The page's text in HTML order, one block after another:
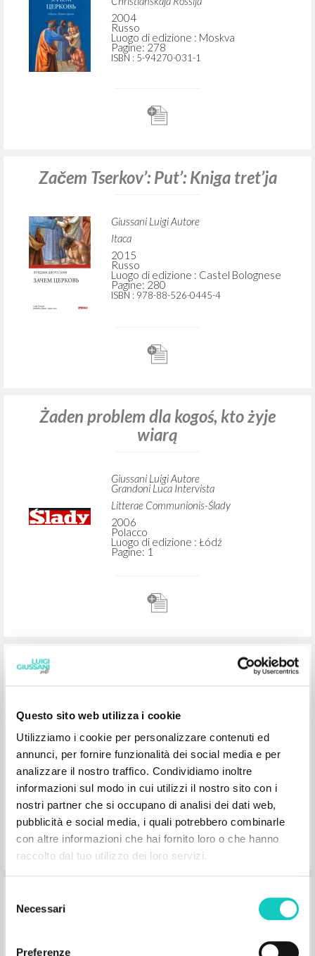
Questo sito web utilizza i cookie
Utilizziamo i cookie per personalizzare contenuti ed
annunci, per fornire funzionalità dei social media e per
analizzare il nostro traffico. Condividiamo inoltre
informazioni sul modo in cui utilizzi il nostro sito con i
nostri partner che si occupano di analisi dei dati web,
pubblicità e social media, i quali potrebbero combinarle
con altre informazioni che hai fornito loro o che hanno
raccolto dal tuo utilizzo dei loro servizi.
delNecessari
Preferenze
2004
Russo
Luogo di edizione : Moskva
Pagine: 278
ISBN : 5-94270-031-1
Začem Tserkov’: Put’: Kniga tret’ja
Giussani Luigi Autore
Itaca
2015
Russo
Luogo di edizione : Castel Bolognese
Pagine: 280
ISBN : 978-88-526-0445-4
Żaden problem dla kogoś, kto żyje
wiarą
Giussani Luigi Autore
Grandoni Luca Intervista
Litterae Communionis-Ślady
2006
Polacco
Luogo di edizione : Łódź
Pagine: 1
Giussani Luigi Autore
2019
Sloveno
Pagine: 264
ISBN : 978-961-04-0545-0
Zakład o władanie Boga w czasie